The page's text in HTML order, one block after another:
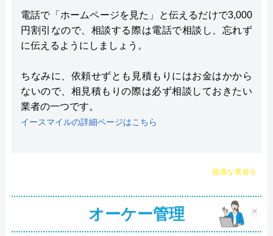
電話で「ホームページを見た」と伝えるだけで3,000
円割引なので、相談する際は電話で相談し、忘れず
に伝えるようにしましょう。
ちなみに、依頼せずとも見積もりにはお金はかから
ないので、相見積もりの際は必ず相談しておきたい
業者の一つです。
イースマイルの詳細ページはこちら
オーケー管理 ×
最適な業者を